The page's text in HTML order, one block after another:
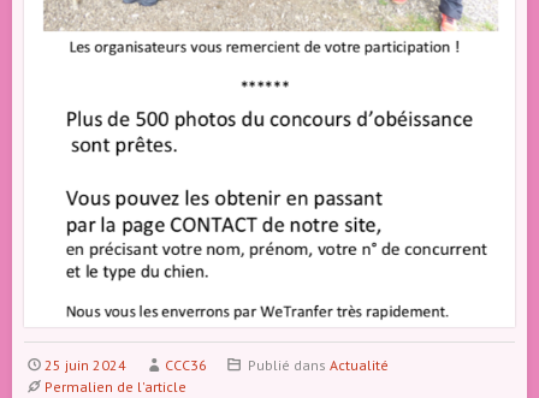
25 juin 2024 CCC36 Publié dansActualité
Permalien de l'article